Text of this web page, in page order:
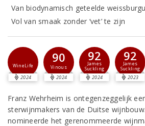
Van biodynamisch geteelde
Vol van smaak zonder ‘vet’ te zijn
WineLife
2024
90
Vinous
2024
92
James
Suckling
2024
92
James
Suckling
2023
Franz Wehrheim is ontegenzeggelijk
sterwijnmakers van de Duitse
nomineerde het gerenommeerde